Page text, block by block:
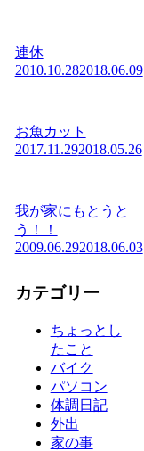
連休
2010.10.282018.06.09
お魚カット
2017.11.292018.05.26
我が家にもとうと
う！！
2009.06.292018.06.03
カテゴリー
ちょっとし
たこと
バイク
パソコン
体調日記
外出
家の事